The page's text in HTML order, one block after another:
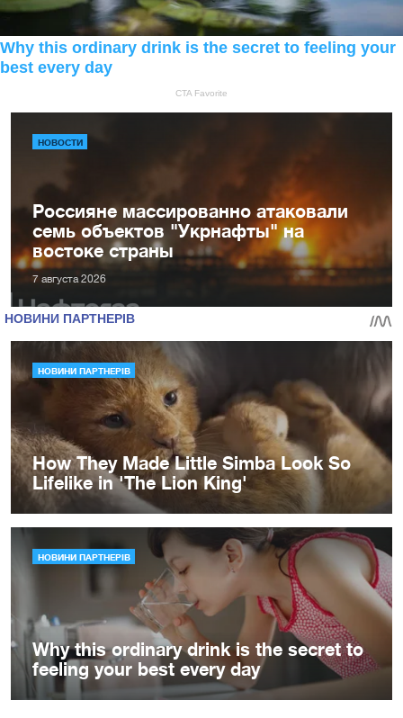
НОВОСТИ
Россияне массированно атаковали
семь объектов "Укрнафты" на
востоке страны
7 августа 2026